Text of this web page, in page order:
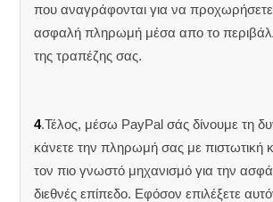
που αναγράφονται για να
ασφαλή πληρωμή μέσα απο το
της τραπέζης σας.
4.Τέλος, μέσω PayPal σάς δίνουμε τη
κάνετε την πληρωμή σας με πιστωτική
τον πιο γνωστό μηχανισμό για την
διεθνές επίπεδο. Εφόσον επιλέξετε